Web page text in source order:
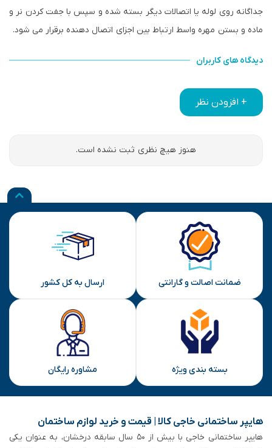
جداگانه روی لوله یا اتصالات دیگر بسته شده و سپس با جفت کردن نر و
ماده و بستن مهره واسط ارتباط بین اجزای اتصال دهنده برقرار می شود.
دیدگاه های کاربران
+ افزودن نظر
هنوز هیچ نظری ثبت نشده است.
ضمانت اصالت و گارانتی ارسال به کل کشور
بسته بندی ویژه مشاوره رایگان
هایپر ساختمانی خاجی‌ کالا | قیمت و خرید لوازم ساختمان
هایپر ساختمانی خاجی‌ با بیش از ۵۰ سال سابقه‌ درخشان، به عنوان یکی